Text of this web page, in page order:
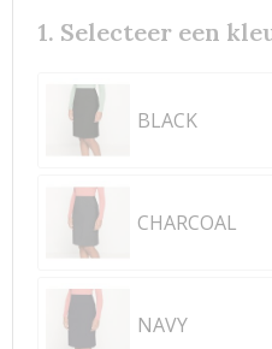
1. Selecteer een
BLACK
CHARCOAL
NAVY